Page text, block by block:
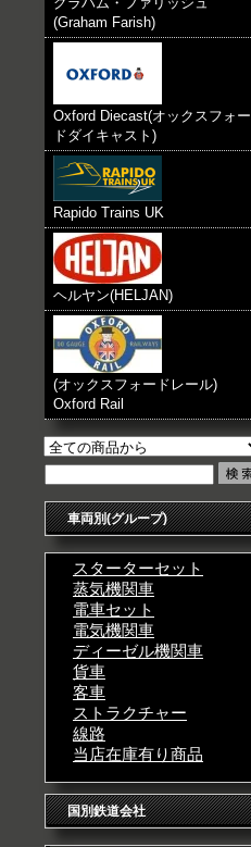
(Graham Farish)
Oxford Diecast(オックスフォー
ドダイキャスト)
Rapido Trains UK
ヘルヤン(HELJAN)
(オックスフォードレール)
Oxford Rail
車両別(グループ)
スターターセット
蒸気機関車
電車セット
電気機関車
ディーゼル機関車
貨車
客車
ストラクチャー
線路
当店在庫有り商品
国別鉄道会社